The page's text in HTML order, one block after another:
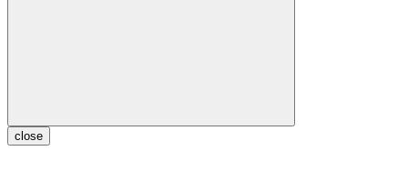
close